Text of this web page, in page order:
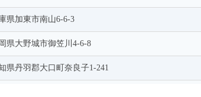
県加東市南山6-6-3
県大野城市御笠川4-6-8
県丹羽郡大口町奈良子1-241